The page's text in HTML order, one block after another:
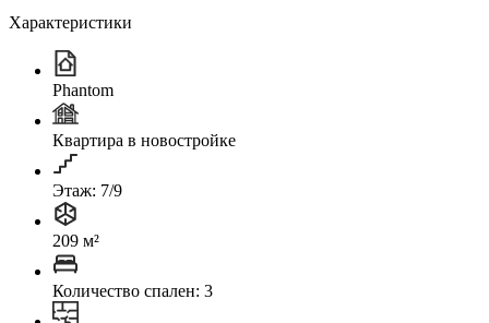
Характеристики
Phantom
Квартира в новостройке
Этаж: 7/9
209 м²
Количество спален: 3